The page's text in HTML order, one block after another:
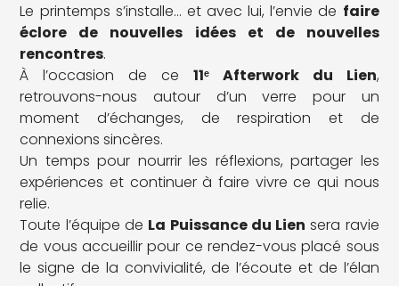
Le printemps s’installe… et avec lui, l’envie de faire
éclore de nouvelles idées et de nouvelles
rencontres.
À l’occasion de ce 11ᵉ Afterwork du Lien,
retrouvons-nous autour d’un verre pour un
moment d’échanges, de respiration et de
connexions sincères.
Un temps pour nourrir les réflexions, partager les
expériences et continuer à faire vivre ce qui nous
relie.
Toute l’équipe de La Puissance du Lien sera ravie
de vous accueillir pour ce rendez-vous placé sous
le signe de la convivialité, de l’écoute et de l’élan